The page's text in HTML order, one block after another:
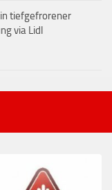
in tiefgefrorener
via Lidl